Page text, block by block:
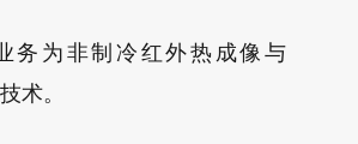
务为非制冷红外热成像与
术。